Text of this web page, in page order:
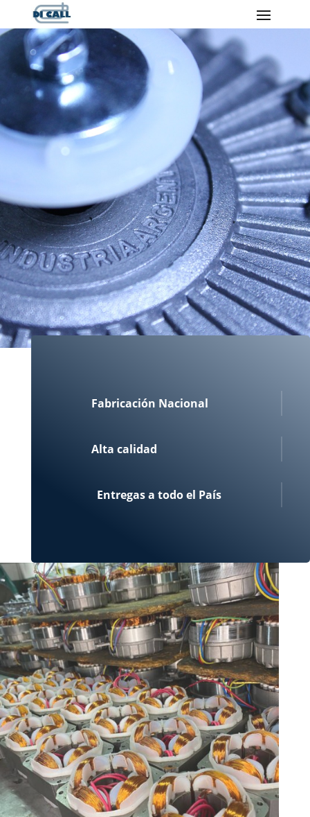
INDUSTRIAS
CANEDI S.A
Fábrica de Motores Eléctricos
Especialistas en motores eléctricos
fraccionales, polo de sombra
y forzadores de aire para refrigeración y
calefacción .
COTIZAR CONTACTAR
Fabricación Nacional
Alta calidad
Entregas a todo el País